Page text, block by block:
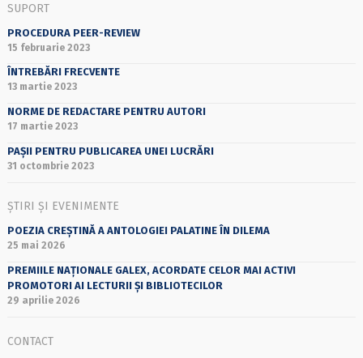
SUPORT
PROCEDURA PEER-REVIEW
15 februarie 2023
ÎNTREBĂRI FRECVENTE
13 martie 2023
NORME DE REDACTARE PENTRU AUTORI
17 martie 2023
PAȘII PENTRU PUBLICAREA UNEI LUCRĂRI
31 octombrie 2023
ȘTIRI ȘI EVENIMENTE
POEZIA CREȘTINĂ A ANTOLOGIEI PALATINE ÎN DILEMA
25 mai 2026
PREMIILE NAȚIONALE GALEX, ACORDATE CELOR MAI ACTIVI
PROMOTORI AI LECTURII ȘI BIBLIOTECILOR
29 aprilie 2026
CONTACT